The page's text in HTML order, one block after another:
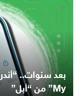
My” من “أبل”